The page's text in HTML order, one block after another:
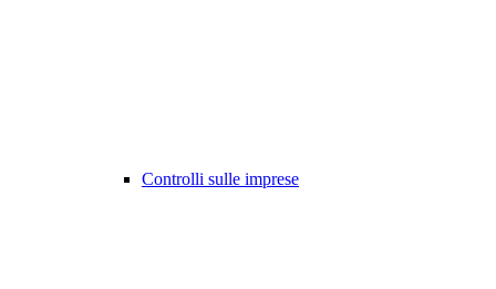
Controlli sulle imprese